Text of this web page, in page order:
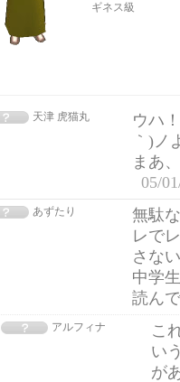
ギネス級
天津 虎猫丸
ウハ
｀)ノ
まあ
05/
あずたり
無駄
レで
さな
中学
読ん
アルフィナ
こ
い
が